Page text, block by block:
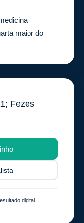
maior do
Fezes
digital